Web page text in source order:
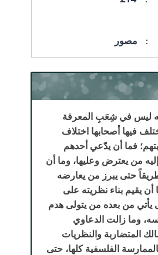
: مصور
ليس في شِعَبِ المعرفة
فيها أصحابها اختلاف
فما أن يدّعي أحدهم
من يعترض وعليها، وما أن
حتى يبرز من يعارضه
يقيم بناء نظريته على
يأتي من بعده من يتولى هدم
وما زالت الدعاوي
المتضاربة والنظريات
الفلسفية كلها، حتى